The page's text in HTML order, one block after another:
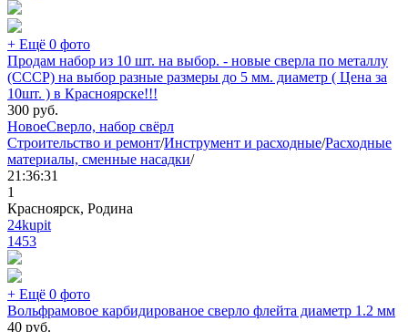
+ Ещё 0 фото
Продам набор из 10 шт. на выбор. - новые сверла по металлу
(СССР) на выбор разные размеры до 5 мм. диаметр ( Цена за
10шт. ) в Красноярске!!!
300 руб.
НовоеСверло, набор свёрл
Строительство и ремонт/Инструмент и расходные/Расходные
материалы, сменные насадки/
21:36:31
1
Красноярск, Родина
24kupit
1453
+ Ещё 0 фото
Вольфрамовое карбидированое сверло флейта диаметр 1.2 мм
40 руб.